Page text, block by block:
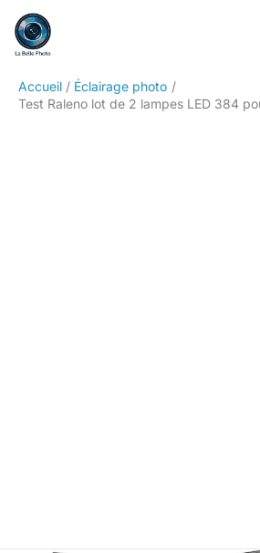
contenu
Accueil
Éclairage photo
Test Raleno lot de 2 lampes LED 384
Rechercher